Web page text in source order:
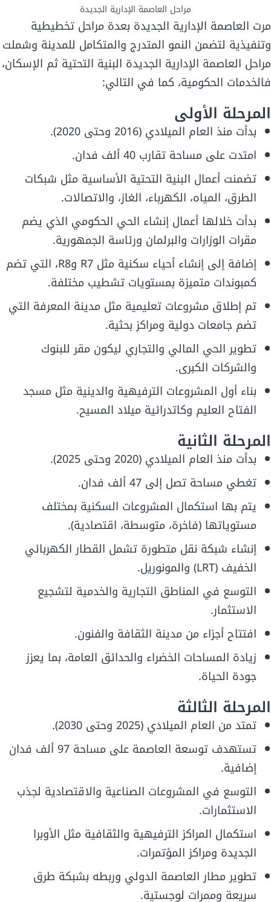
مراحل العاصمة الإدارية الجديدة
مرت العاصمة الإدارية الجديدة بعدة مراحل تخطيطية
وتنفيذية لتضمن النمو المتدرج والمتكامل للمدينة وشملت
مراحل العاصمة الإدارية الجديدة البنية التحتية ثم الإسكان،
فالخدمات الحكومية، كما في التالي:
المرحلة الأولى
بدأت منذ العام الميلادي (2016 وحتى 2020).
امتدت على مساحة تقارب 40 ألف فدان.
تضمنت أعمال البنية التحتية الأساسية مثل شبكات
الطرق، المياه، الكهرباء، الغاز، والاتصالات.
بدأت خلالها أعمال إنشاء الحي الحكومي الذي يضم
مقرات الوزارات والبرلمان ورئاسة الجمهورية.
إضافة إلى إنشاء أحياء سكنية مثل R7 وR8، التي تضم
كمبوندات متميزة بمستويات تشطيب مختلفة.
تم إطلاق مشروعات تعليمية مثل مدينة المعرفة التي
تضم جامعات دولية ومراكز بحثية.
تطوير الحي المالي والتجاري ليكون مقر للبنوك
والشركات الكبرى.
بناء أول المشروعات الترفيهية والدينية مثل مسجد
الفتاح العليم وكاتدرائية ميلاد المسيح.
المرحلة الثانية
بدأت منذ العام الميلادي (2020 وحتى 2025).
تغطي مساحة تصل إلى 47 ألف فدان.
يتم بها استكمال المشروعات السكنية بمختلف
مستوياتها (فاخرة، متوسطة، اقتصادية).
إنشاء شبكة نقل متطورة تشمل القطار الكهربائي
الخفيف (LRT) والمونوريل.
التوسع في المناطق التجارية والخدمية لتشجيع
الاستثمار.
افتتاح أجزاء من مدينة الثقافة والفنون.
زيادة المساحات الخضراء والحدائق العامة، بما يعزز
جودة الحياة.
المرحلة الثالثة
تمتد من العام الميلادي (2025 وحتى 2030).
تستهدف توسعة العاصمة على مساحة 97 ألف فدان
إضافية.
التوسع في المشروعات الصناعية والاقتصادية لجذب
الاستثمارات.
استكمال المراكز الترفيهية والثقافية مثل الأوبرا
الجديدة ومراكز المؤتمرات.
تطوير مطار العاصمة الدولي وربطه بشبكة طرق
سريعة وممرات لوجستية.